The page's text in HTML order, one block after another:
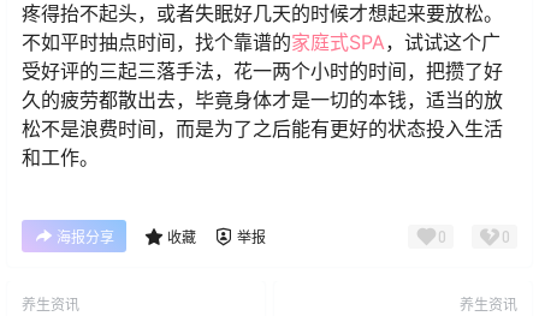
疼得抬不起头，或者失眠好几天的时候才想起来要放松。
不如平时抽点时间，找个靠谱的家庭式SPA，试试这个广
受好评的三起三落手法，花一两个小时的时间，把攒了好
久的疲劳都散出去，毕竟身体才是一切的本钱，适当的放
松不是浪费时间，而是为了之后能有更好的状态投入生活
和工作。
海报分享 收藏 举报 0 0
养生资讯 养生资讯